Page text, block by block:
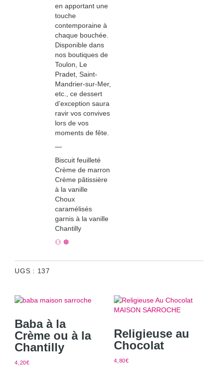
en apportant une
touche
contemporaine à
chaque bouchée.
Disponible dans
nos boutiques de
Toulon, Le
Pradet, Saint-
Mandrier-sur-Mer,
etc., ce dessert
d’exception saura
ravir vos convives
lors de vos
moments de fête.
—
Biscuit feuilleté
Crème de marron
Crème pâtissière
à la vanille
Choux
caramélisés
garnis à la vanille
Chantilly
⚇ ❆
UGS : 137
Baba à la
Crème ou à la
Chantilly
4,20€
Religieuse au
Chocolat
4,80€